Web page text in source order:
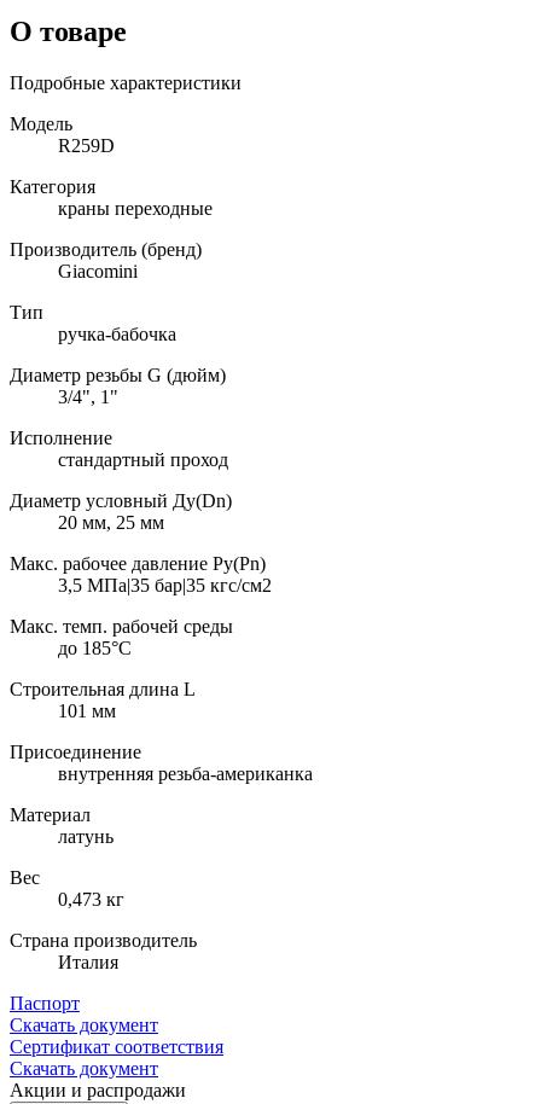
О товаре
Подробные характеристики
Модель
R259D
Категория
краны переходные
Производитель (бренд)
Giacomini
Тип
ручка-бабочка
Диаметр резьбы G (дюйм)
3/4", 1"
Исполнение
стандартный проход
Диаметр условный Ду(Dn)
20 мм, 25 мм
Макс. рабочее давление Ру(Pn)
3,5 МПа|35 бар|35 кгс/см2
Макс. темп. рабочей среды
до 185°С
Строительная длина L
101 мм
Присоединение
внутренняя резьба-американка
Материал
латунь
Вес
0,473 кг
Страна производитель
Италия
Паспорт
Скачать документ
Сертификат соответствия
Скачать документ
Акции и распродажи